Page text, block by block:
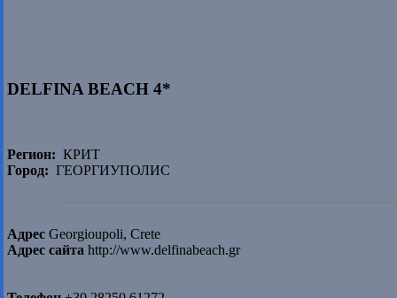
DELFINA BEACH 4*
Регион: КРИТ
Город: ГЕОРГИУПОЛИС
Адрес Georgioupoli, Crete
Адрес сайта http://www.delfinabeach.gr